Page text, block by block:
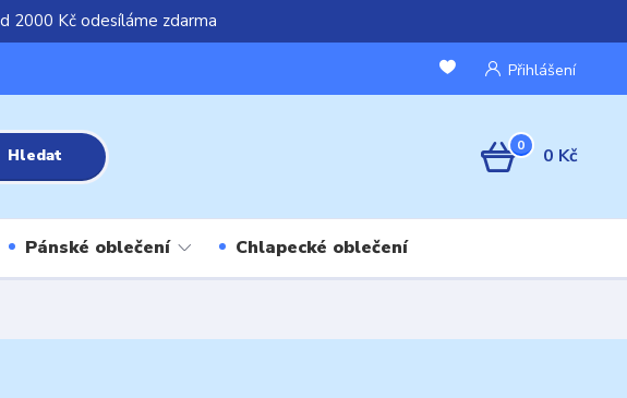
2000 Kč odesíláme zdarma
Přihlášení
Hledat 0 0 Kč
Pánské oblečení Chlapecké oblečení